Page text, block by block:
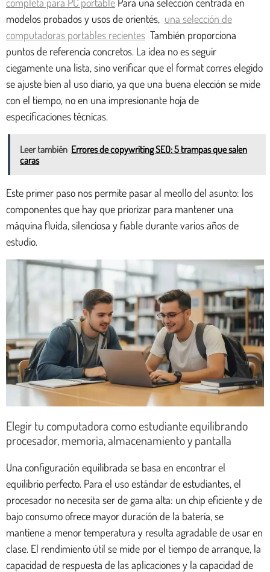
modelos probados y usos de orientés, una selección de
computadoras portables recientes También proporciona
puntos de referencia concretos. La idea no es seguir
ciegamente una lista, sino verificar que el format corres elegido
se ajuste bien al uso diario, ya que una buena elección se mide
con el tiempo, no en una impresionante hoja de
especificaciones técnicas.
Leer también Errores de copywriting SEO: 5 trampas que salen
caras
Este primer paso nos permite pasar al meollo del asunto: los
componentes que hay que priorizar para mantener una
máquina fluida, silenciosa y fiable durante varios años de
estudio.
Elegir tu computadora como estudiante equilibrando
procesador, memoria, almacenamiento y pantalla
Una configuración equilibrada se basa en encontrar el
equilibrio perfecto. Para el uso estándar de estudiantes, el
procesador no necesita ser de gama alta: un chip eficiente y de
bajo consumo ofrece mayor duración de la batería, se
mantiene a menor temperatura y resulta agradable de usar en
clase. El rendimiento útil se mide por el tiempo de arranque, la
capacidad de respuesta de las aplicaciones y la capacidad de